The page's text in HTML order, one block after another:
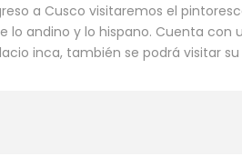
a Cusco visitaremos el
lo andino y lo hispano. Cuenta
inca, también se podrá visitar